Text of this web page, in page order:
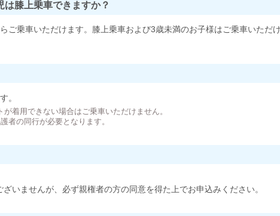
膝上乗車できますか？
ご乗車いただけます。膝上乗車および3歳未満のお子様はご乗車いただ
。
着用できない場合はご乗車いただけません。
者の同行が必要となります。
いませんが、必ず親権者の方の同意を得た上でお申込みください。